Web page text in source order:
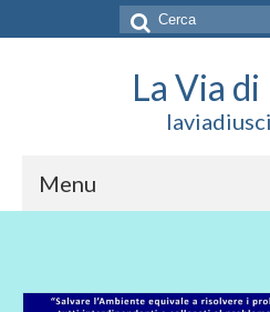
Cerca:
La Via
Menu
CHI SIAMO